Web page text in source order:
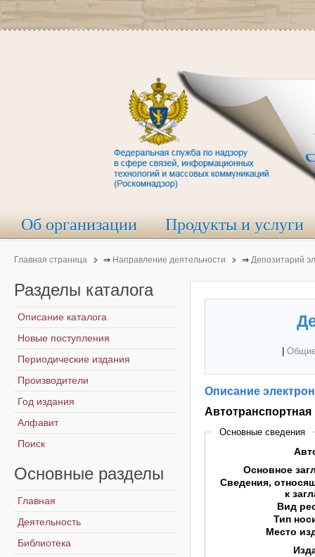
Об организации Продукты и услуги
Главная страница ⇒ Направление деятельности ⇒ Депозитарий
Описание
Основные сведения
Основное
Сведения,
к
Вид
Тип
Место
Разделы каталога
Описание каталога
Новые поступления
Периодические издания
Производители
Год издания
Алфавит
Поиск
Основные разделы
Главная
Деятельность
Библиотека